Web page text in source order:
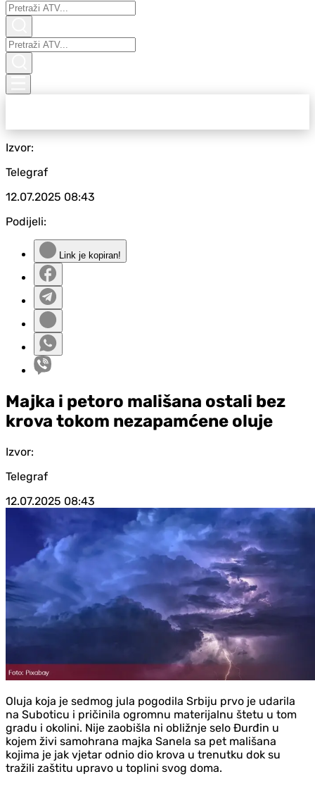
Izvor:
Telegraf
12.07.2025 08:43
Podijeli:
Link je kopiran!
Majka i petoro mališana ostali bez
krova tokom nezapamćene oluje
Izvor:
Telegraf
12.07.2025 08:43
Oluja koja je sedmog jula pogodila Srbiju prvo je udarila
na Suboticu i pričinila ogromnu materijalnu štetu u tom
gradu i okolini. Nije zaobišla ni obližnje selo Đurđin u
kojem živi samohrana majka Sanela sa pet mališana
kojima je jak vjetar odnio dio krova u trenutku dok su
tražili zaštitu upravo u toplini svog doma.